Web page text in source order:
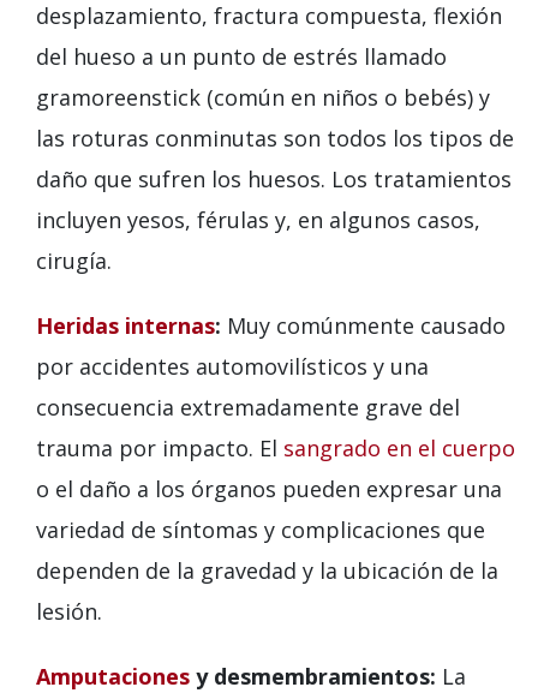
desplazamiento, fractura compuesta, flexión
del hueso a un punto de estrés llamado
gramoreenstick (común en niños o bebés) y
las roturas conminutas son todos los tipos de
daño que sufren los huesos. Los tratamientos
incluyen yesos, férulas y, en algunos casos,
cirugía.
Heridas internas: Muy comúnmente causado
por accidentes automovilísticos y una
consecuencia extremadamente grave del
trauma por impacto. El sangrado en el cuerpo
o el daño a los órganos pueden expresar una
variedad de síntomas y complicaciones que
dependen de la gravedad y la ubicación de la
lesión.
Amputaciones y desmembramientos: La